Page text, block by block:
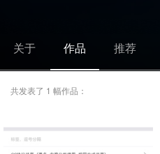
关于 作品 推荐
共发表了 1 幅作品：